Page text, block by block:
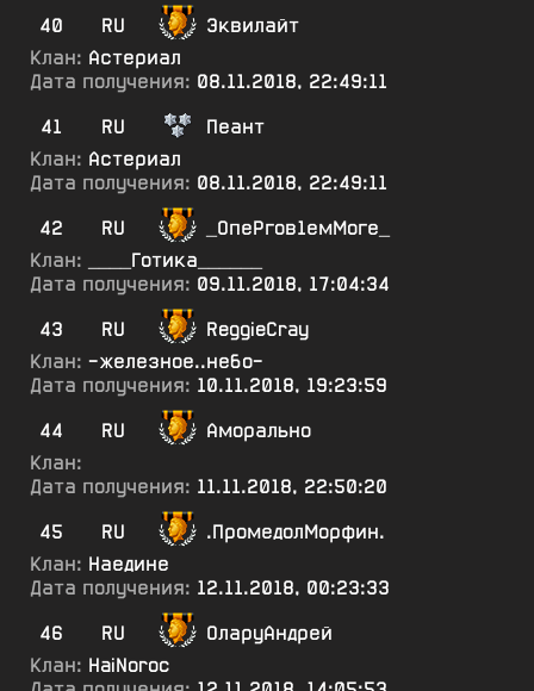
40
RU
Эквилайт
Клан: Астериал
Дата получения: 08.11.2018, 22:49:11
41
RU
Пеант
Клан: Астериал
Дата получения: 08.11.2018, 22:49:11
42
RU
_ОпеРгов1емМоге_
Клан:
____Готика______
Дата получения: 09.11.2018, 17:04:34
43
RU
ReggieCray
Клан: -железное..небо-
Дата получения: 10.11.2018, 19:23:59
44
RU
Аморально
Клан:
Дата получения: 11.11.2018, 22:50:20
45
RU
.ПромедолМорфин.
Клан: Наедине
Дата получения: 12.11.2018, 00:23:33
46
RU
ОларуАндрей
Клан: HaiNoroc